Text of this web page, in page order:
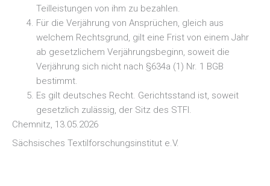
Teilleistungen von ihm zu bezahlen.
Für die Verjährung von Ansprüchen, gleich aus
welchem Rechtsgrund, gilt eine Frist von einem Jahr
ab gesetzlichem Verjährungsbeginn, soweit die
Verjährung sich nicht nach §634a (1) Nr. 1 BGB
bestimmt.
Es gilt deutsches Recht. Gerichtsstand ist, soweit
gesetzlich zulässig, der Sitz des STFI.
Chemnitz, 13.05.2026
Sächsisches Textilforschungsinstitut e.V.